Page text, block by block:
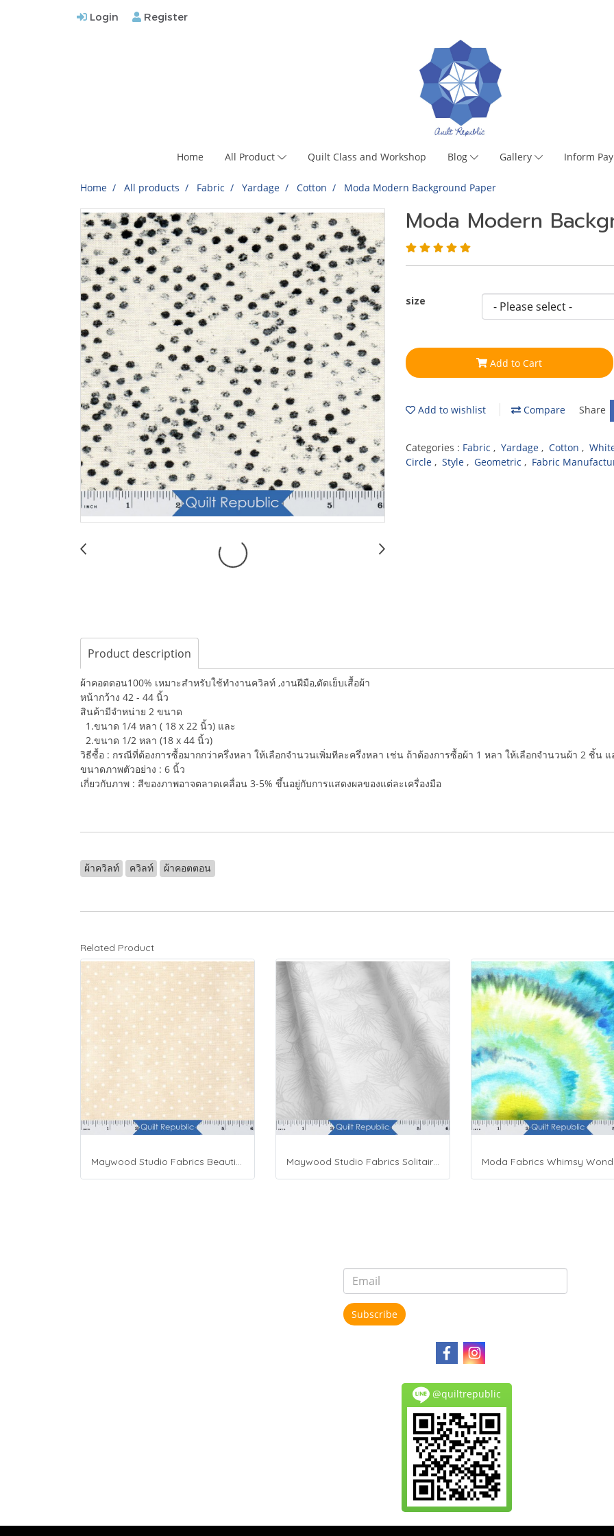
Login Register
Home All Product Quilt Class and Workshop Blog Gallery Inform
Home All products Fabric Yardage Cotton Moda Modern Background Paper
Moda Modern
size
Add to Cart
Add to wishlist Compare Share
Categories : Fabric , Yardage , Cotton ,
Circle , Style , Geometric , Fabric
Product description
ผ้าคอตตอน100% เหมาะสำหรับใช้ทำงานควิลท์ ,งานฝีมือ,ตัดเย็บเสื้อผ้า
หน้ากว้าง 42 - 44 นิ้ว
สินค้ามีจำหน่าย 2 ขนาด
1.ขนาด 1/4 หลา ( 18 x 22 นิ้ว) และ
2.ขนาด 1/2 หลา (18 x 44 นิ้ว)
วิธีซื้อ : กรณีที่ต้องการซื้อมากกว่าครึ่งหลา ให้เลือกจำนวนเพิ่มทีละครึ่งหลา เช่น ถ้าต้องการซื้อผ้า 1 หลา ให้เลือกจำนวนผ้า 2 ชิ้น
ขนาดภาพตัวอย่าง : 6 นิ้ว
เกี่ยวกับภาพ : สีของภาพอาจตลาดเคลื่อน 3-5% ขึ้นอยู่กับการแสดงผลของแต่ละเครื่องมือ
ผ้าควิลท์ ควิลท์ ผ้าคอตตอน
Related Product
Maywood Studio Fabrics Beautiful Basics Maywood Studio Fabrics Solitaire Whites
Subscribe
@quiltrepublic